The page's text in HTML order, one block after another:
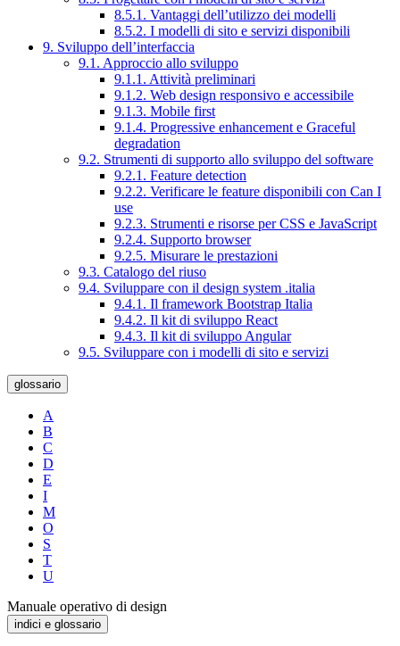
8.5.1. Vantaggi dell’utilizzo dei modelli
8.5.2. I modelli di sito e servizi disponibili
9. Sviluppo dell’interfaccia
9.1. Approccio allo sviluppo
9.1.1. Attività preliminari
9.1.2. Web design responsivo e accessibile
9.1.3. Mobile first
9.1.4. Progressive enhancement e Graceful
degradation
9.2. Strumenti di supporto allo sviluppo del software
9.2.1. Feature detection
9.2.2. Verificare le feature disponibili con Can I
use
9.2.3. Strumenti e risorse per CSS e JavaScript
9.2.4. Supporto browser
9.2.5. Misurare le prestazioni
9.3. Catalogo del riuso
9.4. Sviluppare con il design system .italia
9.4.1. Il framework Bootstrap Italia
9.4.2. Il kit di sviluppo React
9.4.3. Il kit di sviluppo Angular
9.5. Sviluppare con i modelli di sito e servizi
glossario
A
B
C
D
E
I
M
O
S
T
U
Manuale operativo di design
indici e glossario